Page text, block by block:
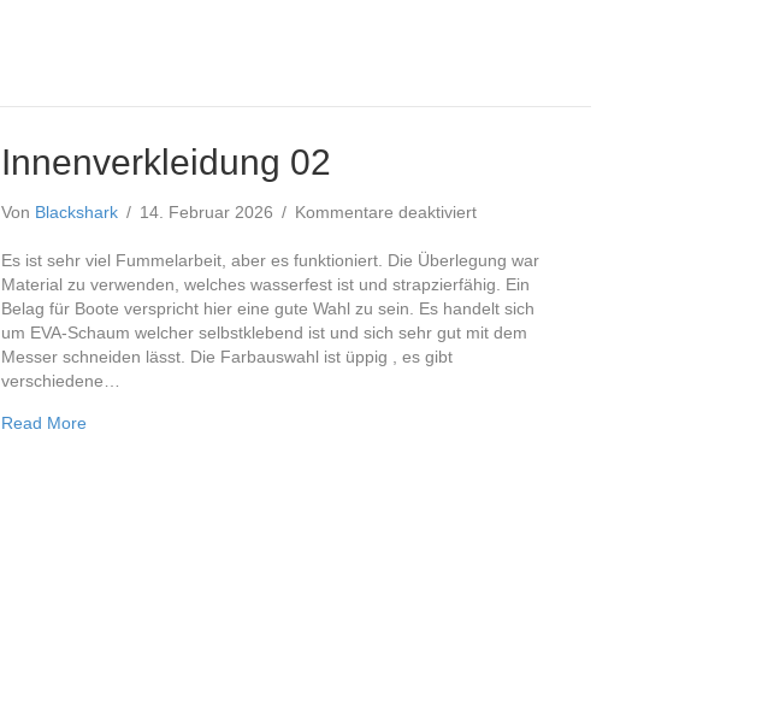
Innenverkleidung 02
Von Blackshark / 14. Februar 2026 / Kommentare deaktiviertfür
02
Es ist sehr viel Fummelarbeit, aber es funktioniert. Die Überlegung war
Material zu verwenden, welches wasserfest ist und strapzierfähig. Ein
Belag für Boote verspricht hier eine gute Wahl zu sein. Es handelt sich
um EVA-Schaum welcher selbstklebend ist und sich sehr gut mit dem
Messer schneiden lässt. Die Farbauswahl ist üppig , es gibt
verschiedene…
Read More